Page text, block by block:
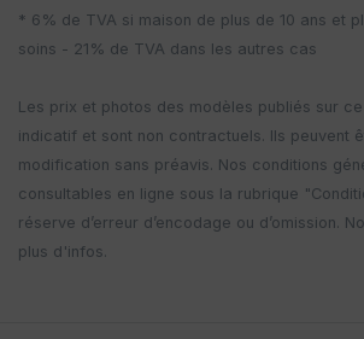
* 6% de TVA si maison de plus de 10 ans et
soins - 21% de TVA dans les autres cas
Les prix et photos des modèles publiés sur
indicatif et sont non contractuels. Ils peuvent
modification sans préavis. Nos conditions
consultables en ligne sous la rubrique
réserve d’erreur d’encodage ou d’omission.
plus d'infos.